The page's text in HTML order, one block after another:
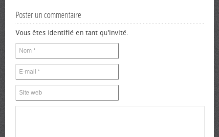
Poster un commentaire
Vous êtes identifié en tant qu'invité.